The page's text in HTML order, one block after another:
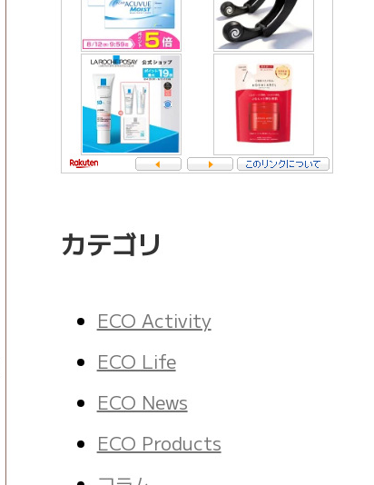
カテゴリ
ECO Activity
ECO Life
ECO News
ECO Products